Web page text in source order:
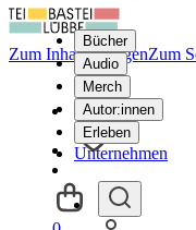
Bücher
Audio
Merch
Autor:innen
Erleben
Unternehmen
Zum Inhalt springenZum